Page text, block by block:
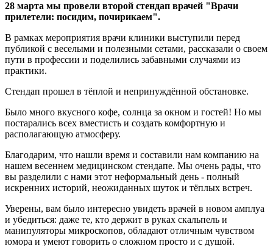
28 марта мы провели второй стендап врачей "Врачи
прилетели: посидим, почирикаем".
В рамках мероприятия врачи клиники выступили перед
публикой с веселыми и полезными сетами, рассказали о своем
пути в профессии и поделились забавными случаями из
практики.
Стендап прошел в тёплой и непринуждённой обстановке.
Было много вкусного кофе, солнца за окном и гостей! Но мы
постарались всех вместисть и создать комфортную и
располагающую атмосферу.
Благодарим, что нашли время и составили нам компанию на
нашем весеннем медицинском стендапе. Мы очень рады, что
вы разделили с нами этот неформальный день - полный
искренних историй, неожиданных шуток и тёплых встреч.
Уверены, вам было интересно увидеть врачей в новом амплуа
и убедиться: даже те, кто держит в руках скальпель и
манипуляторы микроскопов, обладают отличным чувством
юмора и умеют говорить о сложном просто и с душой.